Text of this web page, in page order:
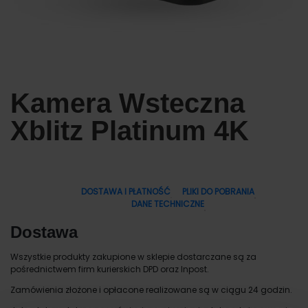
Kamera Wsteczna
Xblitz Platinum 4K
DOSTAWA I PŁATNOŚĆ
PLIKI DO POBRANIA
DANE TECHNICZNE
Dostawa
Wszystkie produkty zakupione w sklepie dostarczane są za
pośrednictwem firm kurierskich DPD oraz Inpost.
Zamówienia złożone i opłacone realizowane są w ciągu 24 godzin.